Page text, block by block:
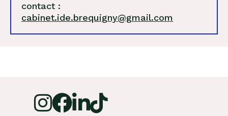
contact :
cabinet.ide.brequigny@gmail.com